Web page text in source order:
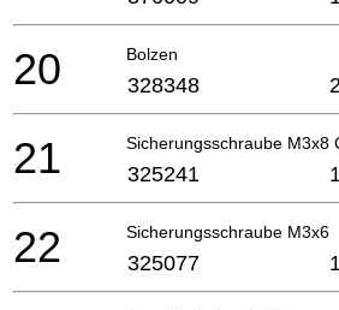
Bolzen
20 328348
Sicherungsschraube M3x8
21 325241
Sicherungsschraube M3x6
22 325077